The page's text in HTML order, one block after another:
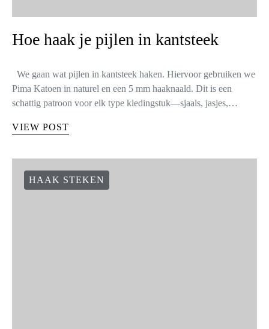
Hoe haak je pijlen in kantsteek
We gaan wat pijlen in kantsteek haken. Hiervoor gebruiken we
Pima Katoen in naturel en een 5 mm haaknaald. Dit is een
schattig patroon voor elk type kledingstuk—sjaals, jasjes,…
VIEW POST
HAAK STEKEN